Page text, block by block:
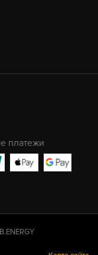
платежи